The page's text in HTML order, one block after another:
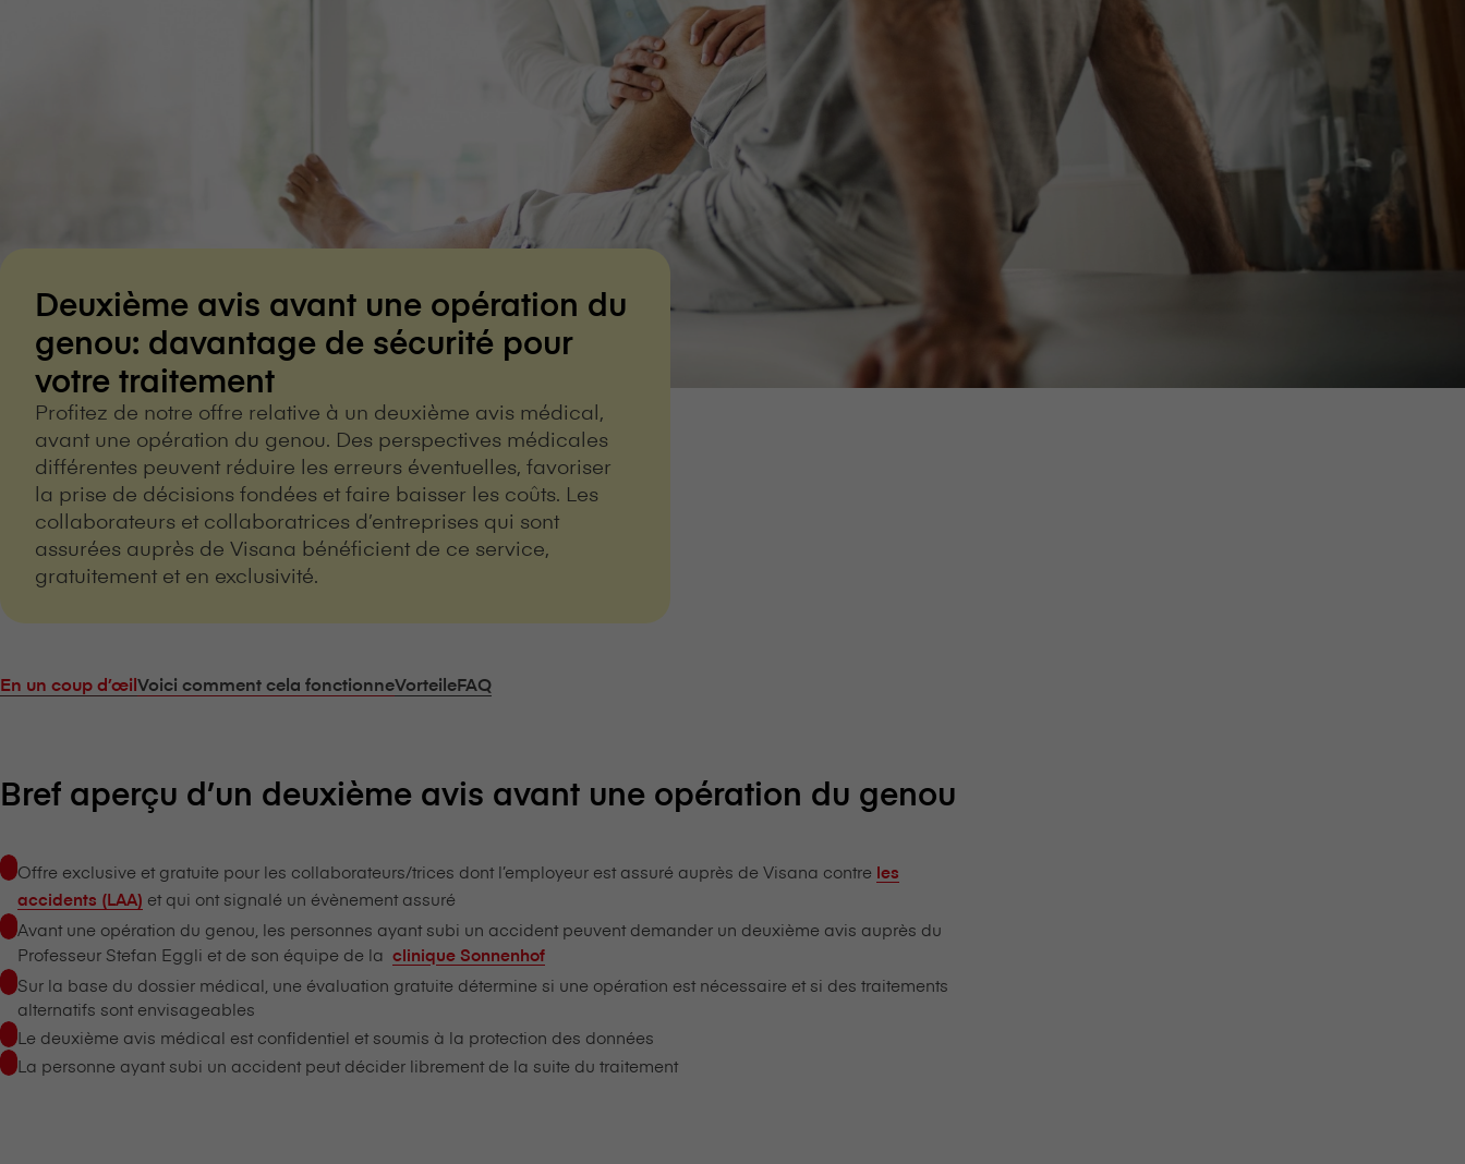
Deuxième avis avant une opération du
genou: davantage de sécurité pour
votre traitement
Profitez de notre offre relative à un deuxième avis médical,
avant une opération du genou. Des perspectives médicales
différentes peuvent réduire les erreurs éventuelles, favoriser
la prise de décisions fondées et faire baisser les coûts. Les
collaborateurs et collaboratrices d’entreprises qui sont
assurées auprès de V⁠i⁠s⁠a⁠n⁠a bénéficient de ce service,
gratuitement et en exclusivité.
En un coup d’œilVoici comment cela fonctionneVorteileFAQ
Bref aperçu d’un deuxième avis avant une opération du genou
Offre exclusive et gratuite pour les collaborateurs/trices dont l’employeur est assuré auprès de V⁠i⁠s⁠a⁠n⁠a contre les
accidents (LAA) et qui ont signalé un évènement assuré
Avant une opération du genou, les personnes ayant subi un accident peuvent demander un deuxième avis auprès du
Professeur Stefan Eggli et de son équipe de la clinique Sonnenhof
Sur la base du dossier médical, une évaluation gratuite détermine si une opération est nécessaire et si des traitements
alternatifs sont envisageables
Le deuxième avis médical est confidentiel et soumis à la protection des données
La personne ayant subi un accident peut décider librement de la suite du traitement